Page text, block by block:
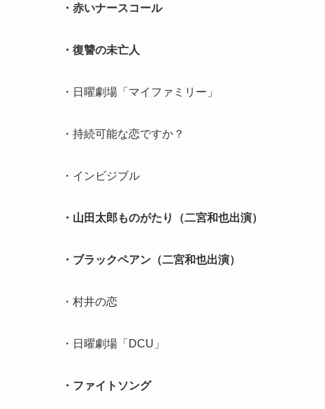
・赤いナースコール
・復讐の未亡人
・日曜劇場「マイファミリー」
・持続可能な恋ですか？
・インビジブル
・山田太郎ものがたり（二宮和也出演）
・ブラックペアン（二宮和也出演）
・村井の恋
・日曜劇場「DCU」
・ファイトソング